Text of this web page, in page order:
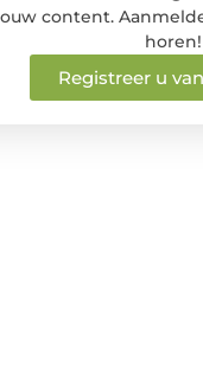
content.
horen!
Registreer u